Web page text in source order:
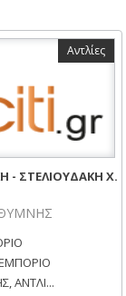
Αντλίες
- ΣΤΕΛΙΟΥΔΑΚΗ Χ.
ΑΝΤΛΙ...